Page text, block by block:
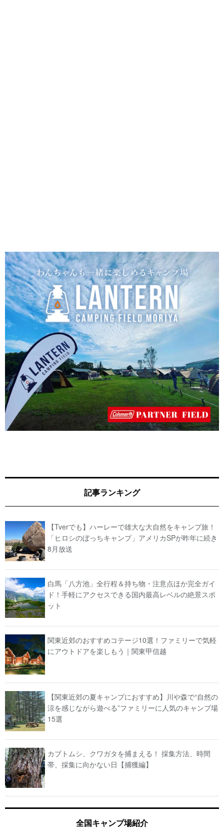
記事ランキング
【Tverでも】ハーレーで雄大な大自然をキャンプ旅！
「ヒロシのぼっちキャンプ」アメリカSPが昨年に続き
8月放送
白馬「八方池」全行程＆持ち物・注意点ほか完全ガイ
ド！手軽にアクセスできる国内最高レベルの絶景スポ
ット
関東近郊のおすすめコテージ10選！ファミリーで気軽
にアウトドアを楽しもう｜関東甲信越
【関東近郊の夏キャンプにおすすめ】川や森で“自然の
涼を感じながら遊べる”ファミリーに人気のキャンプ場
15選
カブトムシ、クワガタを捕まえる！ 採集方法、時間
帯、採集に向かない日【捕獲編】
全国キャンプ場紹介